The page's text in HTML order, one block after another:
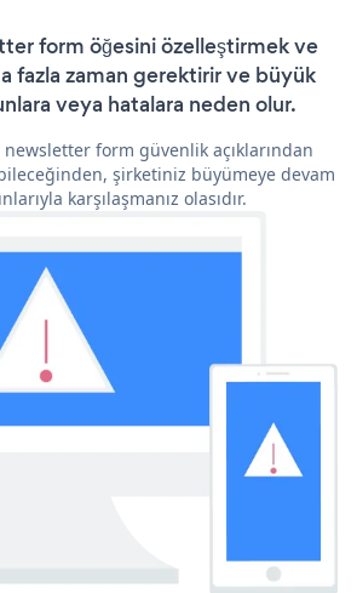
form öğesini özelleştirmek ve
fazla zaman gerektirir ve büyük
veya hatalara neden olur.
form güvenlik açıklarından
şirketiniz büyümeye devam
karşılaşmanız olasıdır.